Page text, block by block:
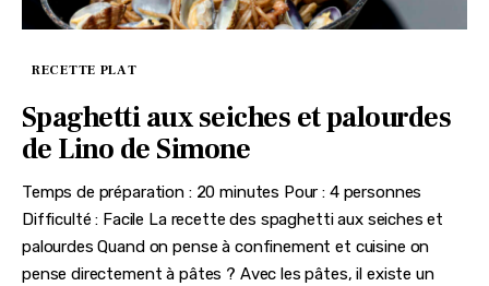
RECETTE PLAT
Spaghetti aux seiches et palourdes
de Lino de Simone
Temps de préparation : 20 minutes Pour : 4 personnes
Difficulté : Facile La recette des spaghetti aux seiches et
palourdes Quand on pense à confinement et cuisine on
pense directement à pâtes ? Avec les pâtes, il existe un